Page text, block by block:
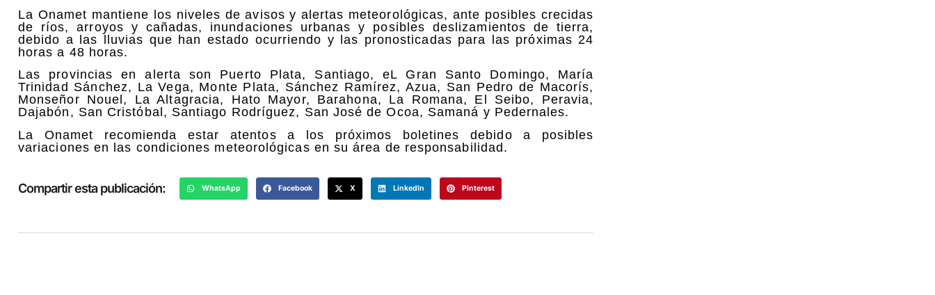
La Onamet mantiene los niveles de avisos y alertas meteorológicas, ante posibles crecidas
de ríos, arroyos y cañadas, inundaciones urbanas y posibles deslizamientos de tierra,
debido a las lluvias que han estado ocurriendo y las pronosticadas para las próximas 24
horas a 48 horas.
Las provincias en alerta son Puerto Plata, Santiago, eL Gran Santo Domingo, María
Trinidad Sánchez, La Vega, Monte Plata, Sánchez Ramírez, Azua, San Pedro de Macorís,
Monseñor Nouel, La Altagracia, Hato Mayor, Barahona, La Romana, El Seibo, Peravia,
Dajabón, San Cristóbal, Santiago Rodríguez, San José de Ocoa, Samaná y Pedernales.
La Onamet recomienda estar atentos a los próximos boletines debido a posibles
variaciones en las condiciones meteorológicas en su área de responsabilidad.
Compartir esta publicación: WhatsApp Facebook X LinkedIn Pinterest